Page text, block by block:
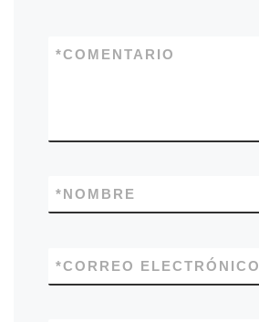
COMENTARIO
*
NOMBRE
*
CORREO ELECTRÓNICO
*